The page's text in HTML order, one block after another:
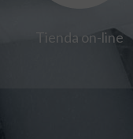
Tienda on-line